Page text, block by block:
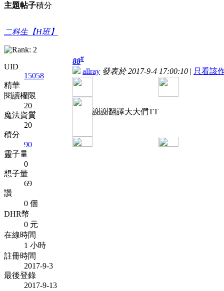
主題帖子積分
二科生【H班】
UID
15058
精華
閱讀權限
20
魔法資質
20
積分
90
靈子量
0
想子量
69
讚
0 個
DHR幣
0 元
在線時間
1 小時
註冊時間
2017-9-3
最後登錄
2017-9-13
88#
allray 發表於 2017-9-4 17:00:10 | 只看該
謝謝翻譯大大們TT